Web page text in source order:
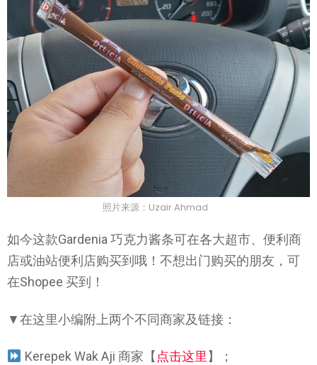
照片来源：Uzair Ahmad
如今这款Gardenia 巧克力酱条可在各大超市、便利商
店或油站便利店购买到哦！不想出门购买的朋友，可
在Shopee 买到！
▼在这里小编附上两个不同商家及链接：
Kerepek Wak Aji 商家【 点击这里 】；